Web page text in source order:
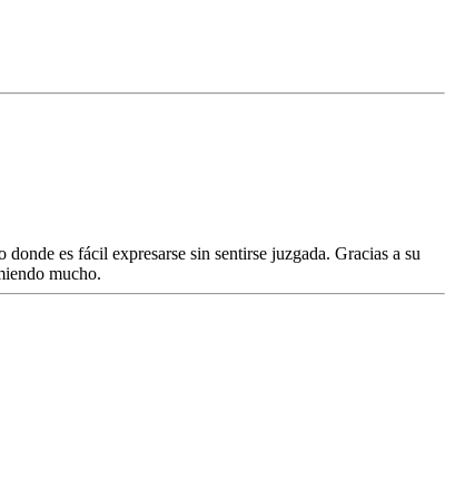
es fácil expresarse sin sentirse juzgada. Gracias a su
mucho.